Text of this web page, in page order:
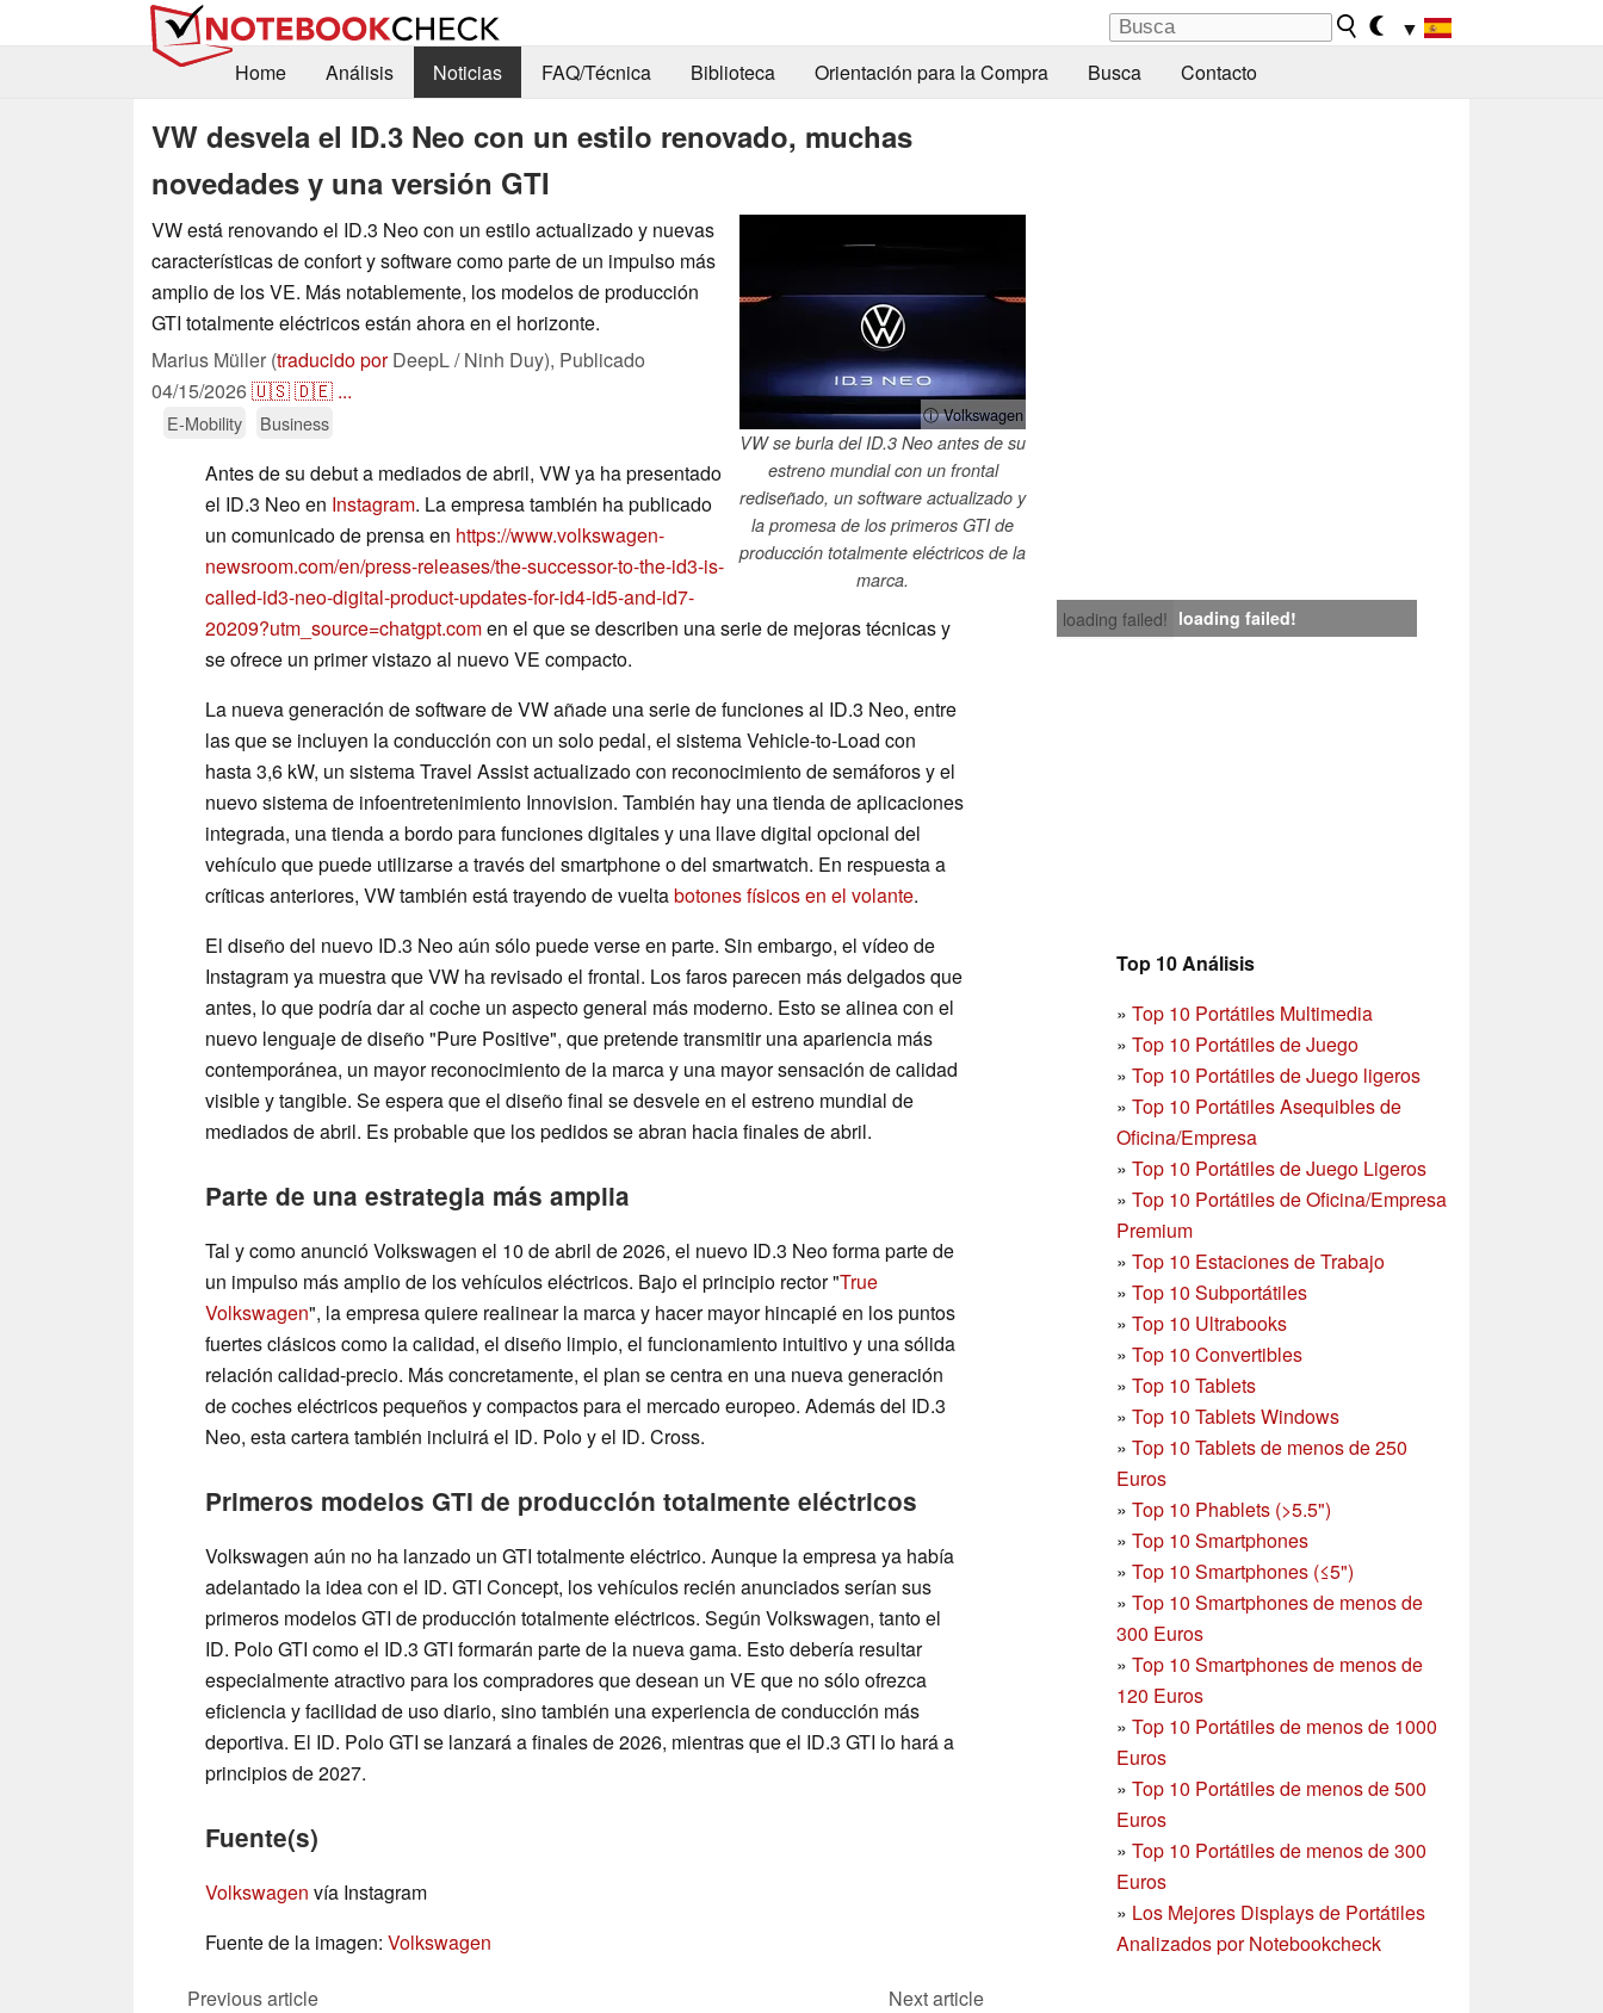
▼
Home
Análisis Noticias FAQ/Técnica Biblioteca Orientación para la Compra Busca Contacto
VW desvela el ID.3 Neo con un estilo renovado, muchas
novedades y una versión GTI
ⓘ Volkswagen
VW se burla del ID.3 Neo antes de su
estreno mundial con un frontal
rediseñado, un software actualizado y
la promesa de los primeros GTI de
producción totalmente eléctricos de la
marca.
VW está renovando el ID.3 Neo con un estilo actualizado y nuevas
características de confort y software como parte de un impulso más
amplio de los VE. Más notablemente, los modelos de producción
GTI totalmente eléctricos están ahora en el horizonte.
Marius Müller (traducido porDeepL / Ninh Duy), Publicado
04/15/2026🇺🇸🇩🇪 ...
E-Mobility Business
loading failed! loading failed!
Antes de su debut a mediados de abril, VW ya ha presentado
el ID.3 Neo en Instagram. La empresa también ha publicado
un comunicado de prensa en https://www.volkswagen-
newsroom.com/en/press-releases/the-successor-to-the-id3-is-
called-id3-neo-digital-product-updates-for-id4-id5-and-id7-
20209?utm_source=chatgpt.comen el que se describen una serie de mejoras técnicas y
se ofrece un primer vistazo al nuevo VE compacto.
La nueva generación de software de VW añade una serie de funciones al ID.3 Neo, entre
las que se incluyen la conducción con un solo pedal, el sistema Vehicle-to-Load con
hasta 3,6 kW, un sistema Travel Assist actualizado con reconocimiento de semáforos y el
nuevo sistema de infoentretenimiento Innovision. También hay una tienda de aplicaciones
integrada, una tienda a bordo para funciones digitales y una llave digital opcional del
vehículo que puede utilizarse a través del smartphone o del smartwatch. En respuesta a
críticas anteriores, VW también está trayendo de vueltabotones físicos en el volante.
Top 10 Análisis
» Top 10 Portátiles Multimedia
» Top 10 Portátiles de Juego
» Top 10 Portátiles de Juego ligeros
» Top 10 Portátiles Asequibles de
Oficina/Empresa
» Top 10 Portátiles de Juego Ligeros
» Top 10 Portátiles de Oficina/Empresa
Premium
» Top 10 Estaciones de Trabajo
» Top 10 Subportátiles
» Top 10 Ultrabooks
» Top 10 Convertibles
» Top 10 Tablets
» Top 10 Tablets Windows
» Top 10 Tablets de menos de 250
Euros
» Top 10 Phablets (>5.5")
» Top 10 Smartphones
» Top 10 Smartphones (≤5")
» Top 10 Smartphones de menos de
300 Euros
» Top 10 Smartphonesde menos de
120 Euros
» Top 10 Portátiles de menos de 1000
Euros
» Top 10 Portátiles de menos de 500
Euros
» Top 10 Portátiles de menos de 300
Euros
» Los Mejores Displays de Portátiles
Analizados por Notebookcheck
El diseño del nuevo ID.3 Neo aún sólo puede verse en parte. Sin embargo, el vídeo de
Instagram ya muestra que VW ha revisado el frontal. Los faros parecen más delgados que
antes, lo que podría dar al coche un aspecto general más moderno. Esto se alinea con el
nuevo lenguaje de diseño "Pure Positive", que pretende transmitir una apariencia más
contemporánea, un mayor reconocimiento de la marca y una mayor sensación de calidad
visible y tangible. Se espera que el diseño final se desvele en el estreno mundial de
mediados de abril. Es probable que los pedidos se abran hacia finales de abril.
Parte de una estrategia más amplia
Tal y como anunció Volkswagen el 10 de abril de 2026, el nuevo ID.3 Neo forma parte de
un impulso más amplio de los vehículos eléctricos. Bajo el principio rector "True
Volkswagen", la empresa quiere realinear la marca y hacer mayor hincapié en los puntos
fuertes clásicos como la calidad, el diseño limpio, el funcionamiento intuitivo y una sólida
relación calidad-precio. Más concretamente, el plan se centra en una nueva generación
de coches eléctricos pequeños y compactos para el mercado europeo. Además del ID.3
Neo, esta cartera también incluirá el ID. Polo y el ID. Cross.
Primeros modelos GTI de producción totalmente eléctricos
Volkswagen aún no ha lanzado un GTI totalmente eléctrico. Aunque la empresa ya había
adelantado la idea con el ID. GTI Concept, los vehículos recién anunciados serían sus
primeros modelos GTI de producción totalmente eléctricos. Según Volkswagen, tanto el
ID. Polo GTI como el ID.3 GTI formarán parte de la nueva gama. Esto debería resultar
especialmente atractivo para los compradores que desean un VE que no sólo ofrezca
eficiencia y facilidad de uso diario, sino también una experiencia de conducción más
deportiva. El ID. Polo GTI se lanzará a finales de 2026, mientras que el ID.3 GTI lo hará a
principios de 2027.
Fuente(s)
Volkswagen vía Instagram
Fuente de la imagen: Volkswagen
Previous article
Next article